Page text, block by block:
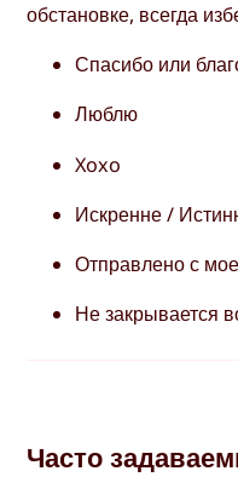
обстановке, всегда
Спасибо или
Люблю
Xoxo
Искренне /
Отправлено с
Не закрывается
Часто